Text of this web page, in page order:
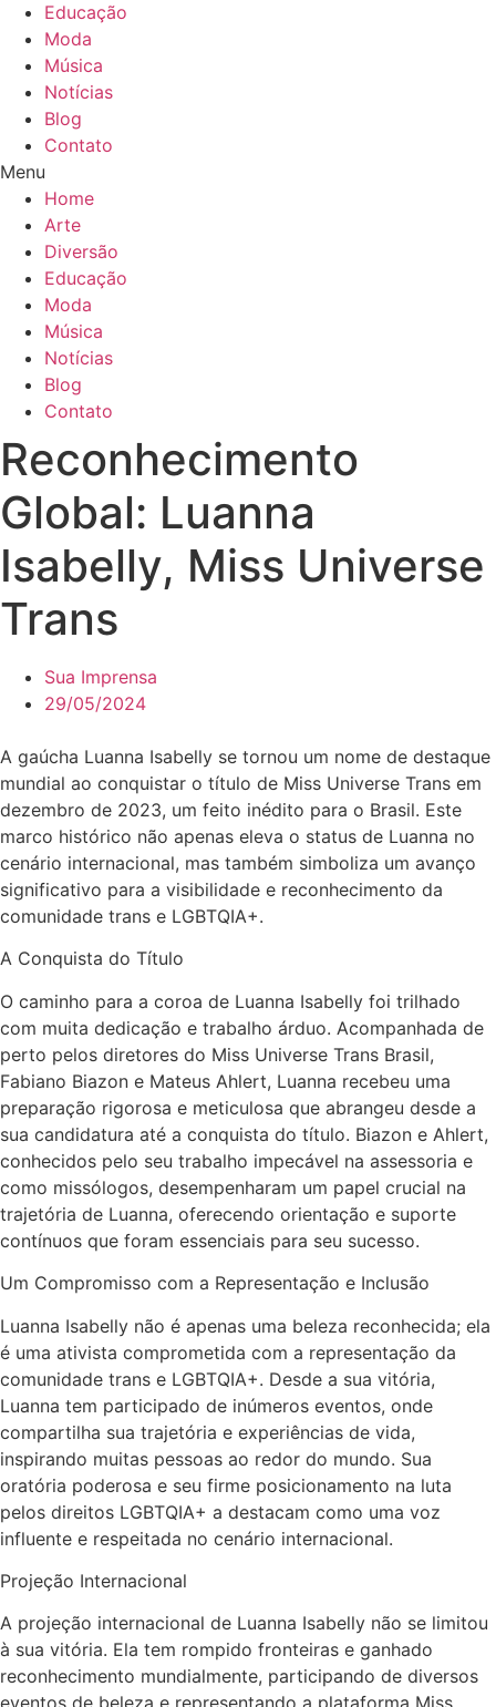
Educação
Moda
Música
Notícias
Blog
Contato
Menu
Home
Arte
Diversão
Educação
Moda
Música
Notícias
Blog
Contato
Reconhecimento
Global: Luanna
Isabelly, Miss Universe
Trans
Sua Imprensa
29/05/2024
A gaúcha Luanna Isabelly se tornou um nome de destaque
mundial ao conquistar o título de Miss Universe Trans em
dezembro de 2023, um feito inédito para o Brasil. Este
marco histórico não apenas eleva o status de Luanna no
cenário internacional, mas também simboliza um avanço
significativo para a visibilidade e reconhecimento da
comunidade trans e LGBTQIA+.
A Conquista do Título
O caminho para a coroa de Luanna Isabelly foi trilhado
com muita dedicação e trabalho árduo. Acompanhada de
perto pelos diretores do Miss Universe Trans Brasil,
Fabiano Biazon e Mateus Ahlert, Luanna recebeu uma
preparação rigorosa e meticulosa que abrangeu desde a
sua candidatura até a conquista do título. Biazon e Ahlert,
conhecidos pelo seu trabalho impecável na assessoria e
como missólogos, desempenharam um papel crucial na
trajetória de Luanna, oferecendo orientação e suporte
contínuos que foram essenciais para seu sucesso.
Um Compromisso com a Representação e Inclusão
Luanna Isabelly não é apenas uma beleza reconhecida; ela
é uma ativista comprometida com a representação da
comunidade trans e LGBTQIA+. Desde a sua vitória,
Luanna tem participado de inúmeros eventos, onde
compartilha sua trajetória e experiências de vida,
inspirando muitas pessoas ao redor do mundo. Sua
oratória poderosa e seu firme posicionamento na luta
pelos direitos LGBTQIA+ a destacam como uma voz
influente e respeitada no cenário internacional.
Projeção Internacional
A projeção internacional de Luanna Isabelly não se limitou
à sua vitória. Ela tem rompido fronteiras e ganhado
reconhecimento mundialmente, participando de diversos